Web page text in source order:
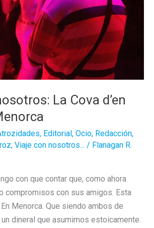
La Cova d’en
, Editorial, Ocio, Redacción,
, Viaje con nosotros... / Flanagan R.
con que contar que, como ahora
compromisos con sus amigos. Esta
Menorca. Que siendo ambos de
dineral que asumimos estoicamente.